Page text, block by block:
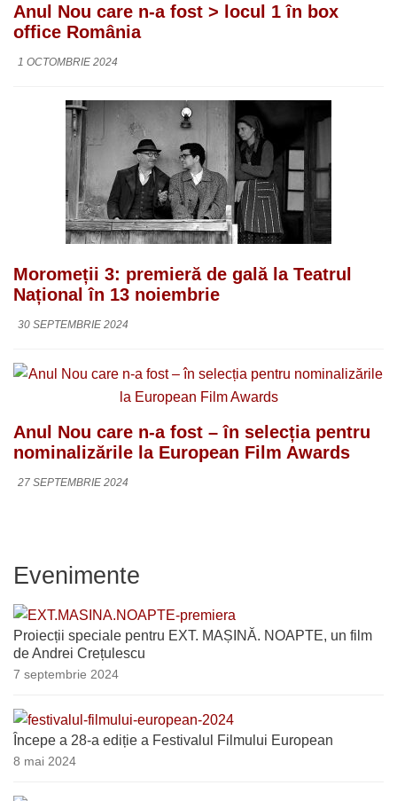
Anul Nou care n-a fost > locul 1 în box
office România
1 OCTOMBRIE 2024
Moromeții 3: premieră de gală la Teatrul
Național în 13 noiembrie
30 SEPTEMBRIE 2024
Anul Nou care n-a fost – în selecția pentru
nominalizările la European Film Awards
27 SEPTEMBRIE 2024
Evenimente
Proiecții speciale pentru EXT. MAȘINĂ. NOAPTE, un film
de Andrei Crețulescu
7 septembrie 2024
Începe a 28-a ediție a Festivalul Filmului European
8 mai 2024